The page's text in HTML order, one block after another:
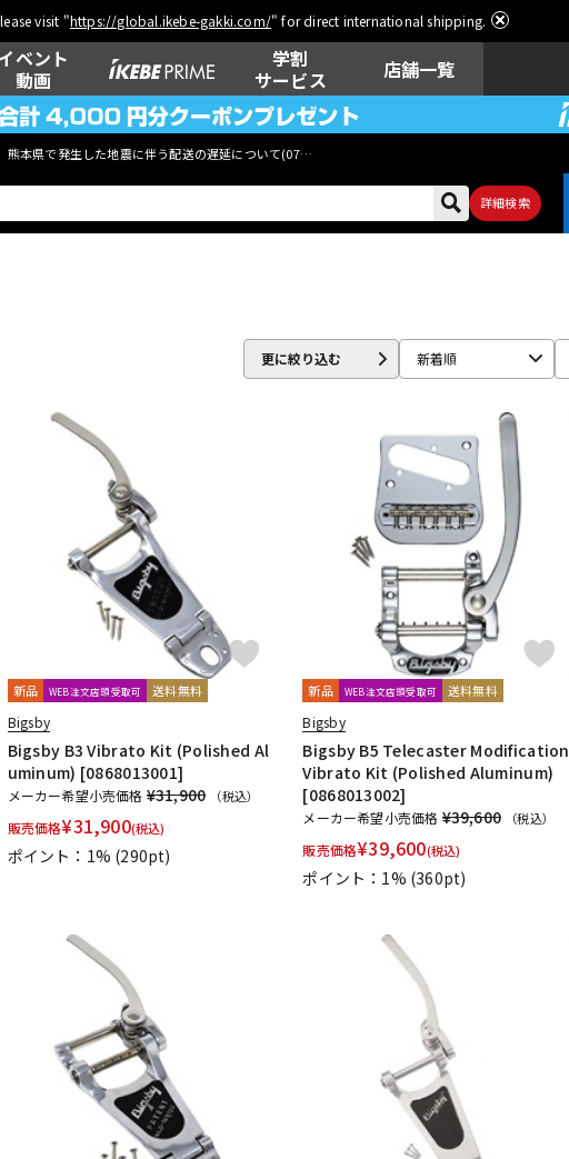
visit "https://global.ikebe-gakki.com/" for direct international shipping.
ベント
動画
学割
サービス
店舗一覧
熊本県で発生した地震に伴う配送の遅延について(07月29日
詳細検索
管楽器 アンプ
配信/ライブ
機器
更に絞り込む 新着順
新品 WEB注文店頭受取可 送料無料
Bigsby
Bigsby B3 Vibrato Kit (Polished Al
uminum) [0868013001]
メーカー希望小売価格 ¥31,900 （税込）
販売価格¥31,900(税込)
ポイント：1% (290pt)
新品 WEB注文店頭受取可 送料無料
Bigsby
Bigsby B5 Telecaster Modification
Vibrato Kit (Polished Aluminum)
[0868013002]
メーカー希望小売価格 ¥39,600 （税込）
販売価格¥39,600(税込)
ポイント：1% (360pt)